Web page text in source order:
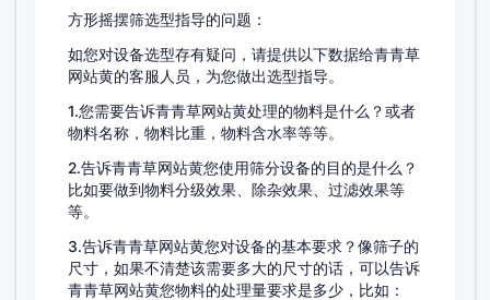
方形摇摆筛选型指导的问题：
如您对设备选型存有疑问，请提供以下数据给青青草
网站黄的客服人员，为您做出选型指导。
1.您需要告诉青青草网站黄处理的物料是什么？或者
物料名称，物料比重，物料含水率等等。
2.告诉青青草网站黄您使用筛分设备的目的是什么？
比如要做到物料分级效果、除杂效果、过滤效果等
等。
3.告诉青青草网站黄您对设备的基本要求？像筛子的
尺寸，如果不清楚该需要多大的尺寸的话，可以告诉
青青草网站黄您物料的处理量要求是多少，比如：